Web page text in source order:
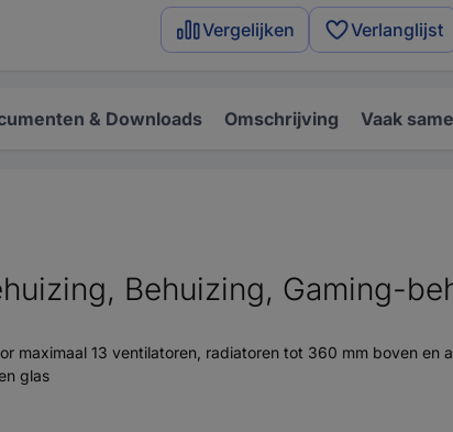
Vergelijken Verlanglijst
& Downloads Omschrijving Vaak
Behuizing, Gaming-
maximaal 13 ventilatoren, radiatoren tot 360 mm boven en
glas